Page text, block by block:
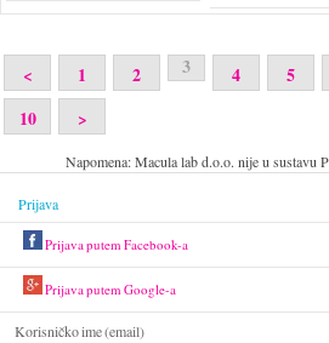
< 1 2 3 4 5
10
>
Napomena: Macula lab d.o.o. nije u sustavu
Prijava
Prijava putem Facebook-a
Prijava putem Google-a
Korisničko ime (email)